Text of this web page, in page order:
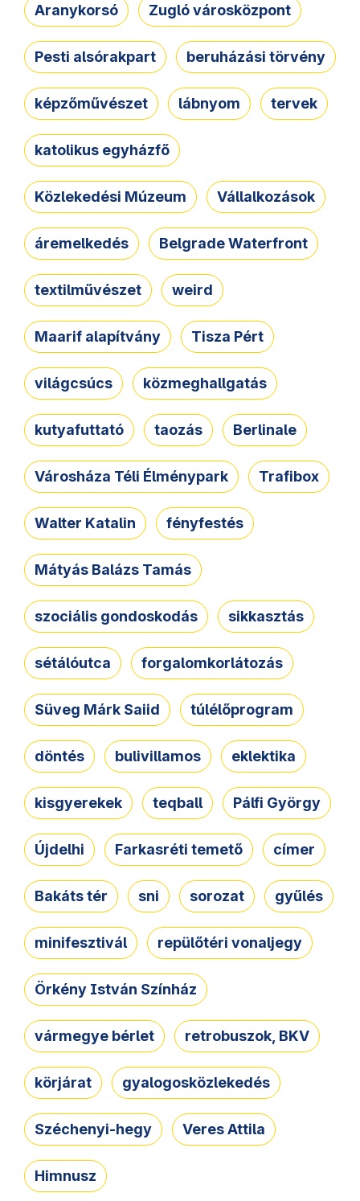
Aranykorsó Zugló városközpont
Pesti alsórakpart beruházási törvény
képzőművészet lábnyom tervek
katolikus egyházfő
Közlekedési Múzeum Vállalkozások
áremelkedés Belgrade Waterfront
textilművészet weird
Maarif alapítvány Tisza Pért
világcsúcs közmeghallgatás
kutyafuttató taozás Berlinale
Városháza Téli Élménypark Trafibox
Walter Katalin fényfestés
Mátyás Balázs Tamás
szociális gondoskodás sikkasztás
sétálóutca forgalomkorlátozás
Süveg Márk Saiid túlélőprogram
döntés bulivillamos eklektika
kisgyerekek teqball Pálfi György
Újdelhi Farkasréti temető címer
Bakáts tér sni sorozat gyűlés
minifesztivál repülőtéri vonaljegy
Örkény István Színház
vármegye bérlet retrobuszok, BKV
körjárat gyalogosközlekedés
Széchenyi-hegy Veres Attila
Himnusz